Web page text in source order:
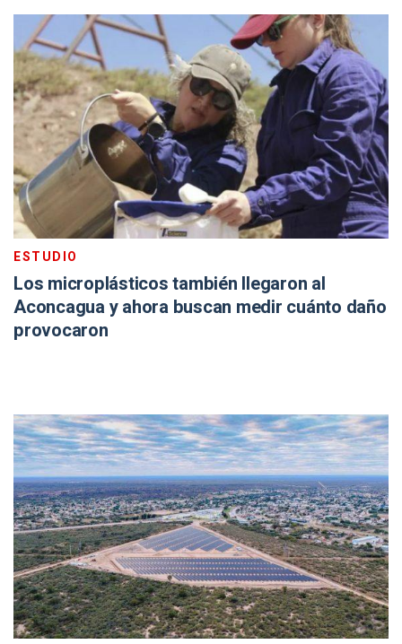
ESTUDIO
Los microplásticos también llegaron al
Aconcagua y ahora buscan medir cuánto daño
provocaron